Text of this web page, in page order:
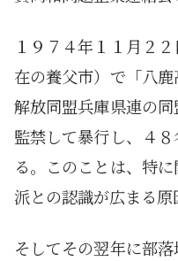
１９７４年１１月２
在の養父市）で「八
解放同盟兵庫県連の
監禁して暴行し、４
る。このことは、特
派との認識が広まる原
そしてその翌年に部